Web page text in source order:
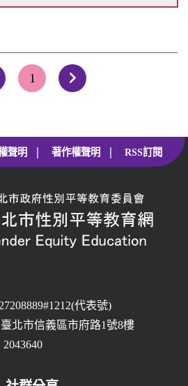
一頁1 下一頁
聲明 | 著作權聲明 | RSS訂閱
代表號)
北市信義區市府路1號8樓